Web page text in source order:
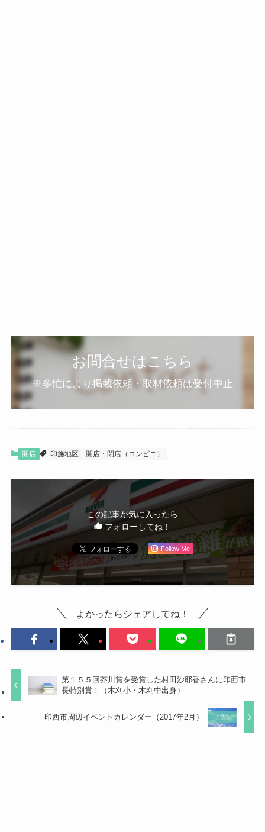
お問合せはこちら
※多忙により掲載依頼・取材依頼は受付中止
開店 印旛地区 開店・閉店（コンビニ）
この記事が気に入ったら
フォローしてね！
Follow Me
よかったらシェアしてね！
第１５５回芥川賞を受賞した村田沙耶香さんに印西市
長特別賞！（木刈小・木刈中出身）
印西市周辺イベントカレンダー（2017年2月）